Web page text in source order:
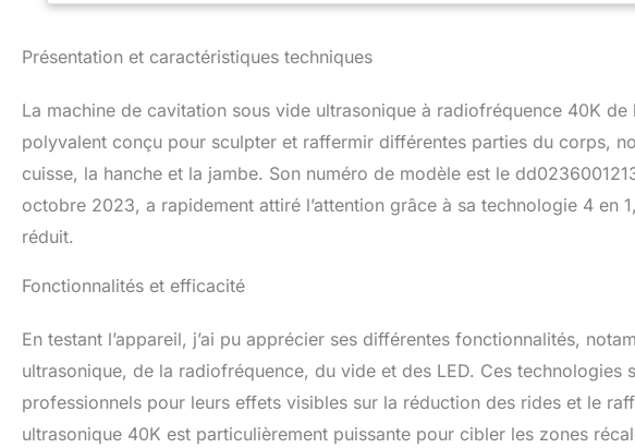
Présentation et caractéristiques techniques
La machine de cavitation sous vide ultrasonique à radiofréquence 40K
polyvalent conçu pour sculpter et raffermir différentes parties du corps,
cuisse, la hanche et la jambe. Son numéro de modèle est le
octobre 2023, a rapidement attiré l’attention grâce à sa technologie 4 en
réduit.
Fonctionnalités et efficacité
En testant l’appareil, j’ai pu apprécier ses différentes fonctionnalités,
ultrasonique, de la radiofréquence, du vide et des LED. Ces technologies
professionnels pour leurs effets visibles sur la réduction des rides et le
ultrasonique 40K est particulièrement puissante pour cibler les zones